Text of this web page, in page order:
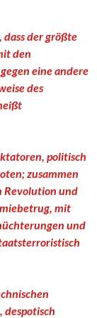
der größte
den
eine andere
des
politisch
zusammen
Revolution und
mit
und
despotisch